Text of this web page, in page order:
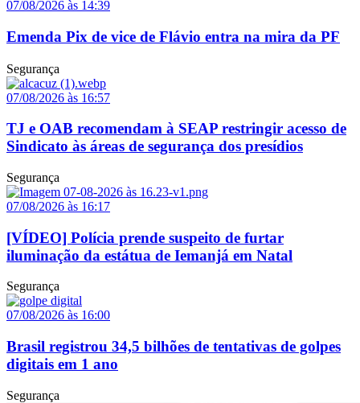
07/08/2026 às 14:39
Emenda Pix de vice de Flávio entra na mira da PF
Segurança
07/08/2026 às 16:57
TJ e OAB recomendam à SEAP restringir acesso de
Sindicato às áreas de segurança dos presídios
Segurança
07/08/2026 às 16:17
[VÍDEO] Polícia prende suspeito de furtar
iluminação da estátua de Iemanjá em Natal
Segurança
07/08/2026 às 16:00
Brasil registrou 34,5 bilhões de tentativas de golpes
digitais em 1 ano
Segurança